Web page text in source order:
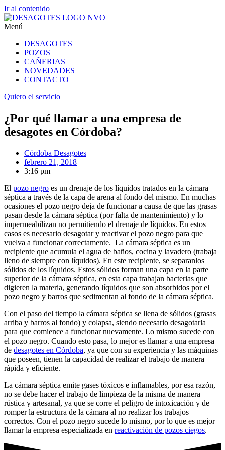
Ir al contenido
Menú
DESAGOTES
POZOS
CAÑERIAS
NOVEDADES
CONTACTO
Quiero el servicio
¿Por qué llamar a una empresa de
desagotes en Córdoba?
Córdoba Desagotes
febrero 21, 2018
3:16 pm
El pozo negro es un drenaje de los líquidos tratados en la cámara
séptica a través de la capa de arena al fondo del mismo. En muchas
ocasiones el pozo negro deja de funcionar a causa de que las grasas
pasan desde la cámara séptica (por falta de mantenimiento) y lo
impermeabilizan no permitiendo el drenaje de líquidos. En estos
casos es necesario desagotar y reactivar el pozo negro para que
vuelva a funcionar correctamente. La cámara séptica es un
recipiente que acumula el agua de baños, cocina y lavadero (trabaja
lleno de siempre con líquidos). En este recipiente, se separanlos
sólidos de los líquidos. Estos sólidos forman una capa en la parte
superior de la cámara séptica, en esta capa trabajan bacterias que
digieren la materia, generando líquidos que son absorbidos por el
pozo negro y barros que sedimentan al fondo de la cámara séptica.
Con el paso del tiempo la cámara séptica se llena de sólidos (grasas
arriba y barros al fondo) y colapsa, siendo necesario desagotarla
para que comience a funcionar nuevamente. Lo mismo sucede con
el pozo negro. Cuando esto pasa, lo mejor es llamar a una empresa
de desagotes en Córdoba, ya que con su experiencia y las máquinas
que poseen, tienen la capacidad de realizar el trabajo de manera
rápida y eficiente.
La cámara séptica emite gases tóxicos e inflamables, por esa razón,
no se debe hacer el trabajo de limpieza de la misma de manera
rústica y artesanal, ya que se corre el peligro de intoxicación y de
romper la estructura de la cámara al no realizar los trabajos
correctos. Con el pozo negro sucede lo mismo, por lo que es mejor
llamar la empresa especializada en reactivación de pozos ciegos.